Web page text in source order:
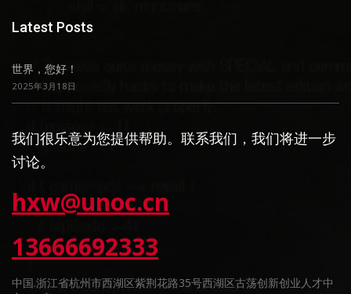
Latest Posts
世界，您好！
2025年3月18日
我们很乐意为您提供帮助。联系我们，我们将进一步
讨论。
hxw@unoc.cn
13666692333
中国.浙江省杭州市西湖区紫荆花路35号西湖区古荡创新创业人才中